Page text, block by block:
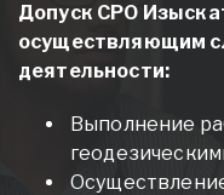
Допуск СРО
осуществляющим
деятельности:
Выполнение